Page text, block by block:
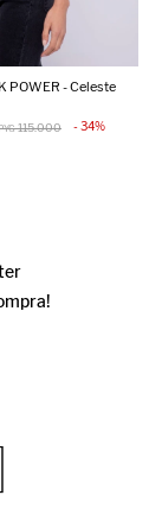
POWER - Celeste
115.000 34